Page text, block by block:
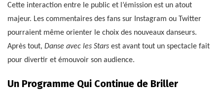
Cette interaction entre le public et l’émission est un atout
majeur. Les commentaires des fans sur Instagram ou Twitter
pourraient même orienter le choix des nouveaux danseurs.
Après tout, Danse avec les Stars est avant tout un spectacle fait
pour divertir et émouvoir son audience.
Un Programme Qui Continue de Briller